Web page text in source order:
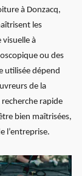
à Donzacq,
les
à
ou des
utilisée dépend
de la
rapide
bien maîtrisées,
l’entreprise.